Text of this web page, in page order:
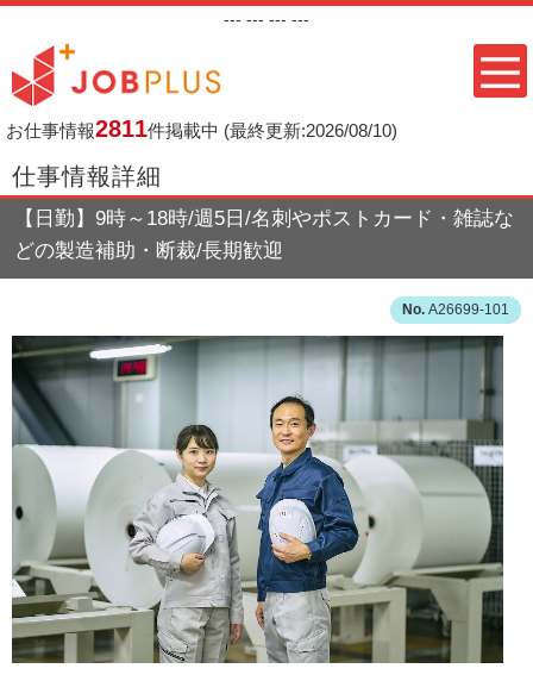
--- --- --- ---
お仕事情報2811件掲載中 (最終更新:2026/08/10)
仕事情報詳細
【日勤】9時～18時/週5日/名刺やポストカード・雑誌な
どの製造補助・断裁/長期歓迎
A26699-101